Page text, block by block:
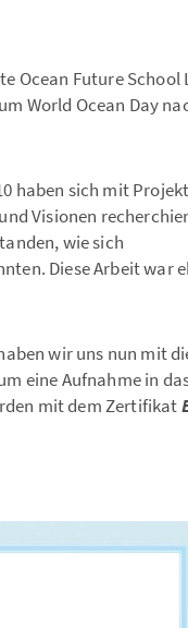
Ocean Future School
World Ocean Day
haben sich mit
Visionen
wie sich
Diese Arbeit war
wir uns nun mit
eine Aufnahme in
mit dem Zertifikat